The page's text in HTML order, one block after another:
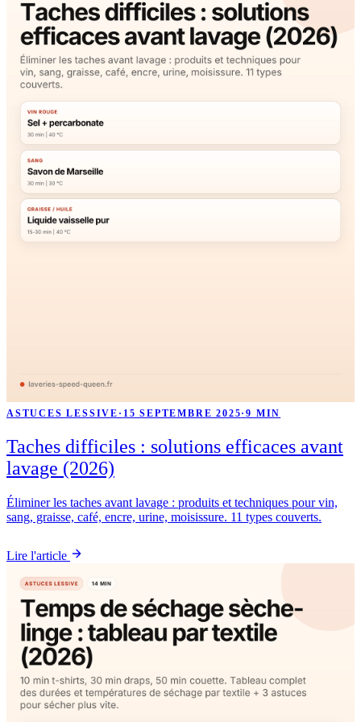
ASTUCES LESSIVE · 15 SEPTEMBRE 2025·9 MIN
Taches difficiles : solutions efficaces avant
lavage (2026)
Éliminer les taches avant lavage : produits et techniques pour vin,
sang, graisse, café, encre, urine, moisissure. 11 types couverts.
Lire l'article